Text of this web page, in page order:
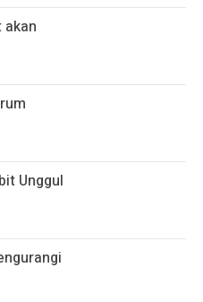
akan
Unggul